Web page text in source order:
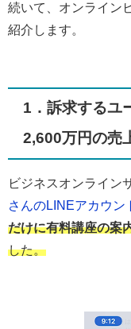
続いて、オンライン
紹介します。
1．訴求するユ
2,600万円の売
ビジネスオンライン
さんのLINEアカウン
だけに​​有料講座の案
した。